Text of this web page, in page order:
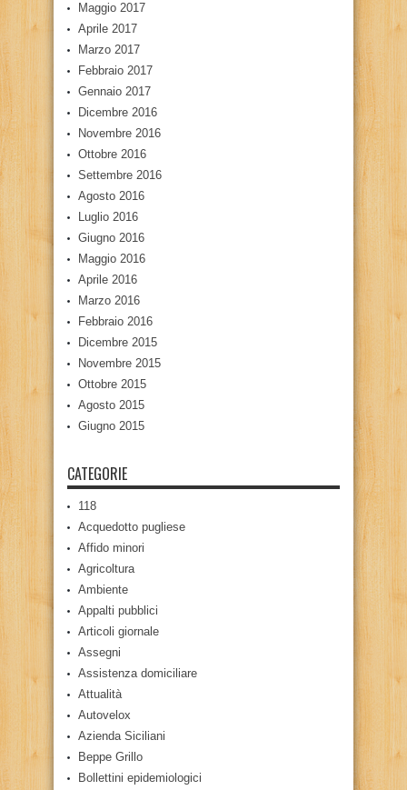
Maggio 2017
Aprile 2017
Marzo 2017
Febbraio 2017
Gennaio 2017
Dicembre 2016
Novembre 2016
Ottobre 2016
Settembre 2016
Agosto 2016
Luglio 2016
Giugno 2016
Maggio 2016
Aprile 2016
Marzo 2016
Febbraio 2016
Dicembre 2015
Novembre 2015
Ottobre 2015
Agosto 2015
Giugno 2015
CATEGORIE
118
Acquedotto pugliese
Affido minori
Agricoltura
Ambiente
Appalti pubblici
Articoli giornale
Assegni
Assistenza domiciliare
Attualità
Autovelox
Azienda Siciliani
Beppe Grillo
Bollettini epidemiologici